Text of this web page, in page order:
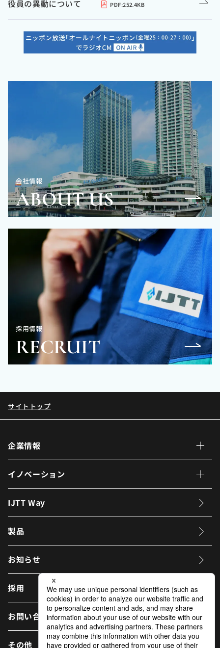
役員の異動について PDF:252.4KB
会社情報
ABOUT US
採用情報
RECRUIT
サイトトップ
企業情報
企業情報 トップページ
社長メッセージ
IJTTが目指す姿
会社概要
拠点
イノベーション
イノベーション トップページ
カーボンニュートラルへの取り組み
電動化への取り組み
ESG先進モデル工場建設 への取り組み
マンガで解説IJTTの挑戦
IJTT Way
製品
お知らせ
採用
お問い合わせ
その他